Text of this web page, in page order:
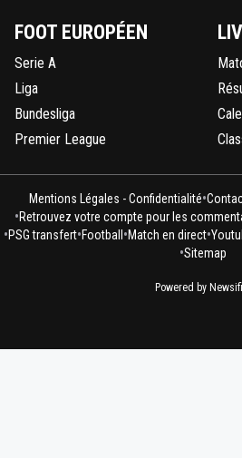
FOOT EUROPÉEN
Serie A
Liga
Bundesliga
Premier League
Mentions Légales - Confidentialité•
•Retrouvez votre compte pour les
•PSG transfert•Football •Match en direct•
•Sitemap
Powered by